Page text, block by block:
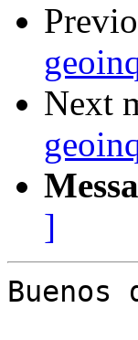
Next
]
Buenos